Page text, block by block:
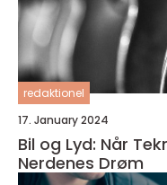
redaktionel
17. January 2024
Bil og Lyd: Når
Nerdenes Drøm